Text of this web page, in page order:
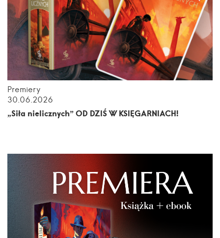
Premiery
30.06.2026
„Siła nielicznych” OD DZIŚ W KSIĘGARNIACH!